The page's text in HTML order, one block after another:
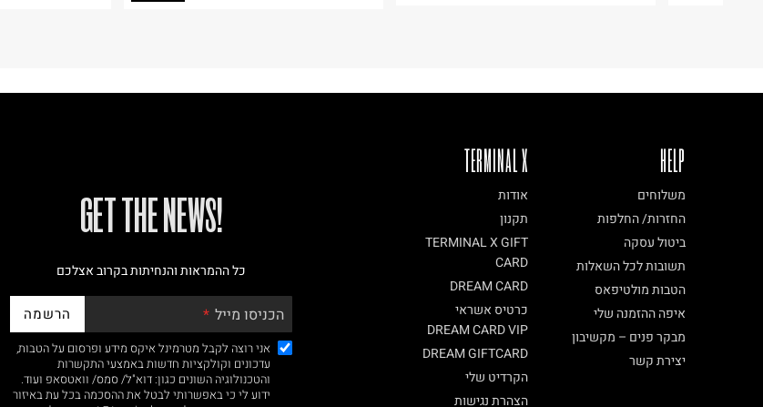
!GET THE NEWS
כל ההמראות והנחיתות בקרוב אצלכם
הכניסו מייל הרשמה
אני רוצה לקבל מטרמינל איקס מידע ופרסום על הטבות,
עדכונים וקולקציות חדשות באמצעי התקשרות
והטכנולוגיה השונים כגון: דוא"ל/ סמס/ וואטסאפ ועוד.
ידוע לי כי באפשרותי לבטל את ההסכמה בכל עת באיזור
TERMINAL X
אודות
תקנון
TERMINAL X GIFT
CARD
DREAM CARD
כרטיס אשראי
DREAM CARD VIP
DREAM GIFTCARD
הקרדיט שלי
הצהרת נגישות
HELP
משלוחים
החזרות/ החלפות
ביטול עסקה
תשובות לכל השאלות
הטבות מולטיפאס
איפה ההזמנה שלי
מבקר פנים – מקשיבון
יצירת קשר